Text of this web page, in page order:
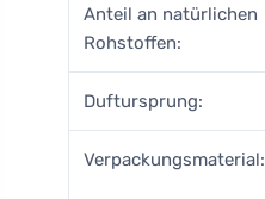
Anteil an natürlichen
Rohstoffen:
Duftursprung:
Verpackungsmaterial: